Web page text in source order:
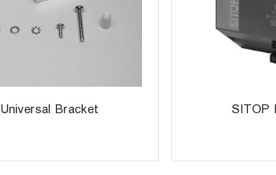
SITOP
Universal Bracket